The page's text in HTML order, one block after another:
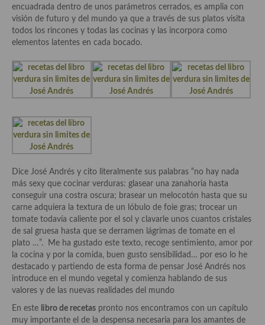
Adobos
Aperitivos
Bebidas
Bocadillos, hamburguesas, sándwich, emparedados, tostas y
demás
Entrantes y primeros platos
Ensaladas
Entrantes
Gazpachos, salmorejos, sopas y cremas frías
Quínoa
Pasta
Arroces Y fideuás
Legumbres y cereales
Cuscús
encuadrada dentro de unos parámetros cerrados, es amplia con
visión de futuro y del mundo ya que a través de sus platos visita
todos los rincones y todas las cocinas y las incorpora como
elementos latentes en cada bocado.
Dice José Andrés y cito literalmente sus palabras “no hay nada
más sexy que cocinar verduras: glasear una zanahoria hasta
conseguir una costra oscura; brasear un melocotón hasta que su
carne adquiera la textura de un lóbulo de foie gras; trocear un
tomate todavía caliente por el sol y clavarle unos cuantos cristales
de sal gruesa hasta que se derramen lágrimas de tomate en el
plato …”. Me ha gustado este texto, recoge sentimiento, amor por
la cocina y por la comida, buen gusto sensibilidad… por eso lo he
destacado y partiendo de esta forma de pensar José Andrés nos
introduce en el mundo vegetal y comienza hablando de sus
valores y de las nuevas realidades del mundo
En este libro de recetas pronto nos encontramos con un capítulo
muy importante el de la despensa necesaria para los amantes de